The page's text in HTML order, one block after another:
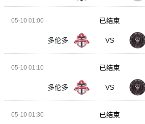
05-10 01:00
多伦多 VS
已结束
05-10 01:10
多伦多 VS
已结束
05-10 01:30 已结束